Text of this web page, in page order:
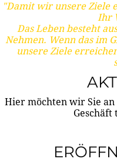
"Damit wir unsere Ziele
Ihr
Das Leben besteht
Nehmen. Wenn das im
unsere Ziele
Hier möchten wir Sie
Geschäft